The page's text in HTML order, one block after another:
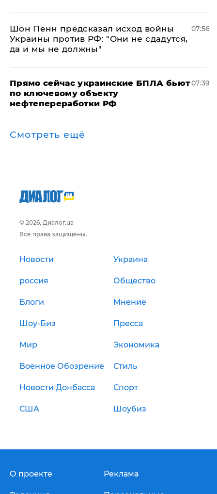
Шон Пенн предсказал исход войны
Украины против РФ: "Они не сдадутся,
да и мы не должны"
07:56
Прямо сейчас украинские БПЛА бьют
по ключевому объекту
нефтепереработки РФ
07:39
Смотреть ещё
© 2026, Диалог.ua
Все права защищены.
Новости Украина
россия Общество
Блоги Мнение
Шоу-Биз Пресса
Мир Экономика
Военное Обозрение Стиль
Новости Донбасса Спорт
США Шоубиз
О проекте Реклама